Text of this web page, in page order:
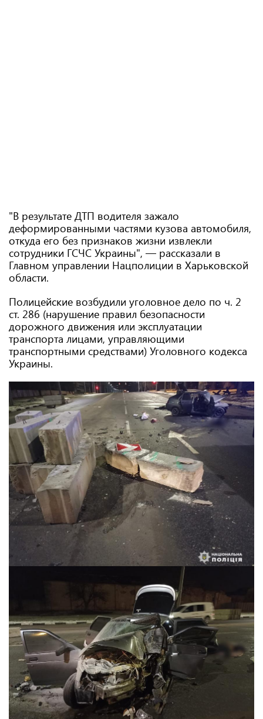
"В результате ДТП водителя зажало
деформированными частями кузова автомобиля,
откуда его без признаков жизни извлекли
сотрудники ГСЧС Украины", — рассказали в
Главном управлении Нацполиции в Харьковской
области.
Полицейские возбудили уголовное дело по ч. 2
ст. 286 (нарушение правил безопасности
дорожного движения или эксплуатации
транспорта лицами, управляющими
транспортными средствами) Уголовного кодекса
Украины.